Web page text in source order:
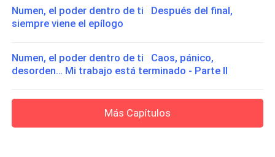
Numen, el poder dentro de ti Después del final,
siempre viene el epílogo
Numen, el poder dentro de ti Caos, pánico,
desorden… Mi trabajo está terminado - Parte II
Más Capítulos